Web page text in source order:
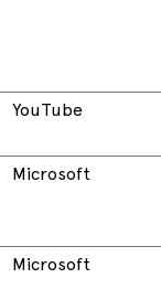
YouTube
Microsoft
Microsoft